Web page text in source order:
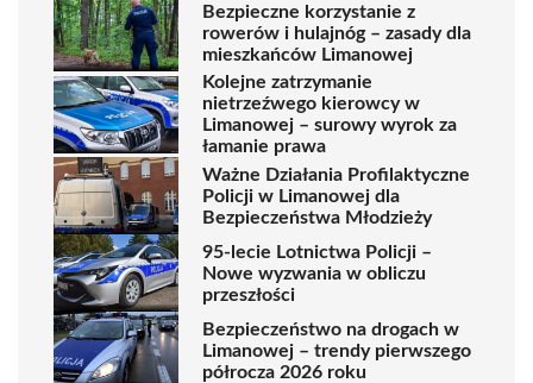
Bezpieczne korzystanie z
rowerów i hulajnóg – zasady dla
mieszkańców Limanowej
Kolejne zatrzymanie
nietrzeźwego kierowcy w
Limanowej – surowy wyrok za
łamanie prawa
Ważne Działania Profilaktyczne
Policji w Limanowej dla
Bezpieczeństwa Młodzieży
95-lecie Lotnictwa Policji –
Nowe wyzwania w obliczu
przeszłości
Bezpieczeństwo na drogach w
Limanowej – trendy pierwszego
półrocza 2026 roku